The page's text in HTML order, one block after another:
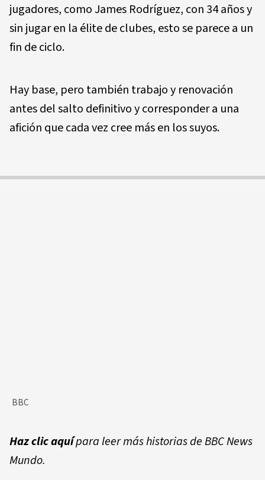
jugadores, como James Rodríguez, con 34 años y
sin jugar en la élite de clubes, esto se parece a un
fin de ciclo.
Hay base, pero también trabajo y renovación
antes del salto definitivo y corresponder a una
afición que cada vez cree más en los suyos.
BBC
Haz clic aquípara leer más historias de BBC News
Mundo.